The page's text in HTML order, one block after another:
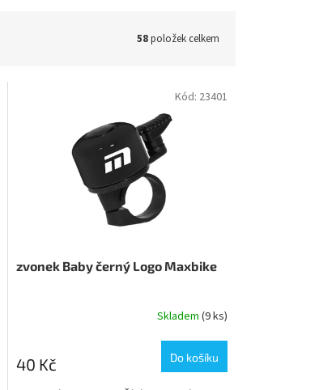
58položek celkem
zvonek Baby černý Logo Maxbike
Skladem (9 ks)
40 Kč Do košíku
Kód: 23401